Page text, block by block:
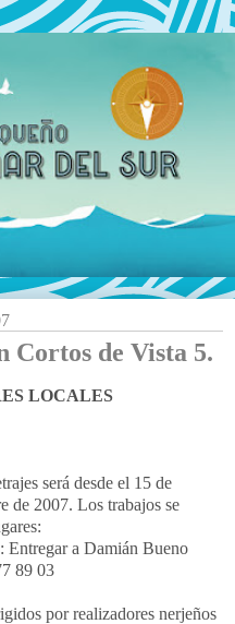
Cortos de Vista 5.
LOCALES
será desde el 15 de
de 2007. Los trabajos se
a Damián Bueno
89 03
por realizadores nerjeños